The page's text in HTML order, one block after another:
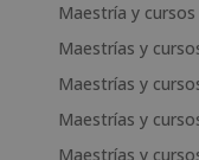
Maestría y
Maestrías y
Maestrías y
Maestrías y
Maestrías y